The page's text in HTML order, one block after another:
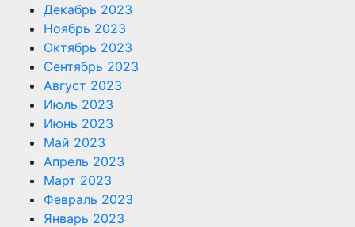
Декабрь 2023
Ноябрь 2023
Октябрь 2023
Сентябрь 2023
Август 2023
Июль 2023
Июнь 2023
Май 2023
Апрель 2023
Март 2023
Февраль 2023
Январь 2023